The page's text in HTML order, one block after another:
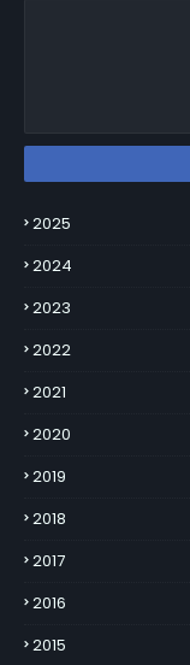
2025
2024
2023
2022
2021
2020
2019
2018
2017
2016
2015